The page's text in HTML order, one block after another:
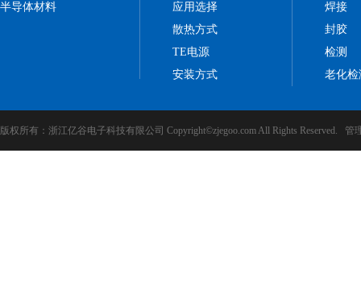
半导体材料
应用选择
散热方式
TE电源
安装方式
焊接
封胶
检测
老化检
版权所有：浙江亿谷电子科技有限公司 Copyright©zjegoo.com All Rights Reserved. 管